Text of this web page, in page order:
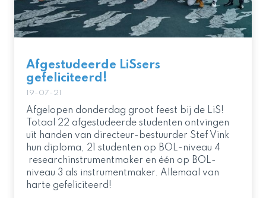
Afgestudeerde LiSsers
gefeliciteerd!
19-07-21
Afgelopen donderdag groot feest bij de LiS!
Totaal 22 afgestudeerde studenten ontvingen
uit handen van directeur-bestuurder Stef Vink
hun diploma, 21 studenten op BOL-niveau 4
researchinstrumentmaker en één op BOL-
niveau 3 als instrumentmaker. Allemaal van
harte gefeliciteerd!